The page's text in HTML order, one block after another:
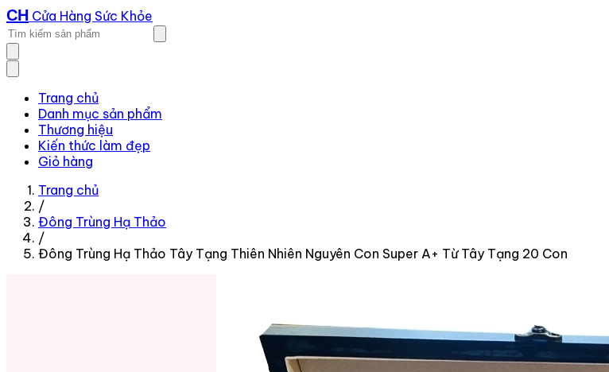
CH Cửa Hàng Sức Khỏe
Trang chủ
Danh mục sản phẩm
Thương hiệu
Kiến thức làm đẹp
Giỏ hàng
Trang chủ
/
Đông Trùng Hạ Thảo
/
Đông Trùng Hạ Thảo Tây Tạng Thiên Nhiên Nguyên Con Super A+ Từ Tây Tạng 20 Con